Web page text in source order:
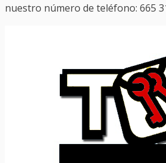
nuestro número de teléfono: 665